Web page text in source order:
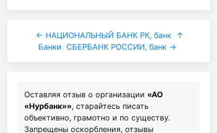
← НАЦИОНАЛЬНЫЙ БАНК РК, банк
↑
Банки СБЕРБАНК РОССИИ, банк →
Оставляя отзыв о организации «АО
«Нурбанк»», старайтесь писать
объективно, грамотно и по существу.
Запрещены оскорбления, отзывы